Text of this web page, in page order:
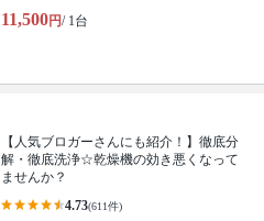
11,500円/ 1台
【人気ブロガーさんにも紹介！】徹底分
解・徹底洗浄☆乾燥機の効き悪くなって
ませんか？
4.73(611件)